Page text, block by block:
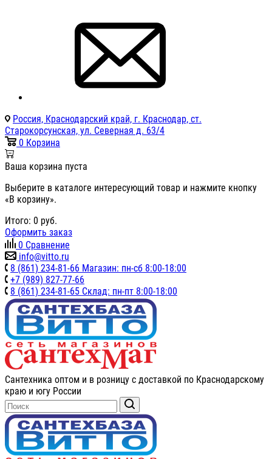
Россия, Краснодарский край, г. Краснодар, ст.
Старокорсунская, ул. Северная д. 63/4
0 Корзина
Ваша корзина пуста
Выберите в каталоге интересующий товар и нажмите кнопку
«В корзину».
Итого: 0 руб.
Оформить заказ
0 Сравнение
info@vitto.ru
8 (861) 234-81-66 Магазин: пн-сб 8:00-18:00
+7 (989) 827-77-66
8 (861) 234-81-65 Склад: пн-пт 8:00-18:00
Сантехника оптом и в розницу с доставкой по Краснодарскому
краю и югу России